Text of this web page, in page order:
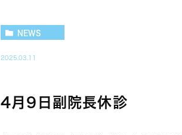
NEWS
2025.03.11
4月9日副院長休診